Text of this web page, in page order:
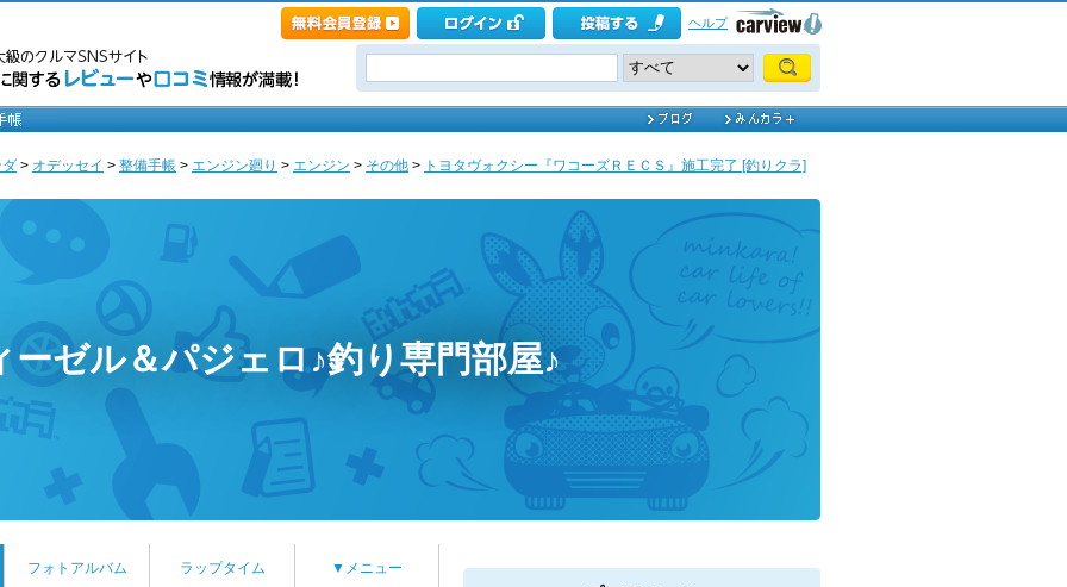
ヘルプ
> オデッセイ > 整備手帳 > エンジン廻り > エンジン > その他 > トヨタヴォクシー『ワコーズＲＥＣＳ』施工完了 [釣りクラ]
ゼル＆パジェロ♪釣り専門部屋♪
フォトアルバム ラップタイム ▼メニュー